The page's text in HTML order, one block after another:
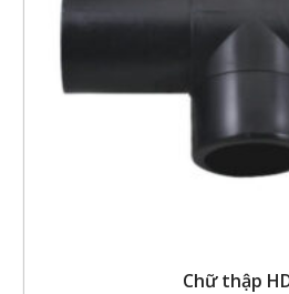
Chữ thập